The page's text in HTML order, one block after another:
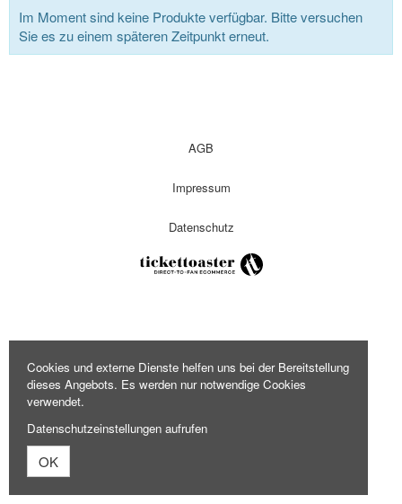
Im Moment sind keine Produkte verfügbar. Bitte versuchen
Sie es zu einem späteren Zeitpunkt erneut.
AGB
Impressum
Datenschutz
Cookies und externe Dienste helfen uns bei der Bereitstellung
dieses Angebots. Es werden nur notwendige Cookies
verwendet.
Datenschutzeinstellungen aufrufen
OK